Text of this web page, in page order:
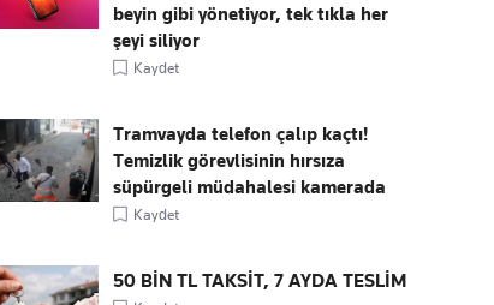
beyin gibi yönetiyor, tek tıkla her
şeyi siliyor
Kaydet
Tramvayda telefon çalıp kaçtı!
Temizlik görevlisinin hırsıza
süpürgeli müdahalesi kamerada
Kaydet
50 BİN TL TAKSİT, 7 AYDA TESLİM